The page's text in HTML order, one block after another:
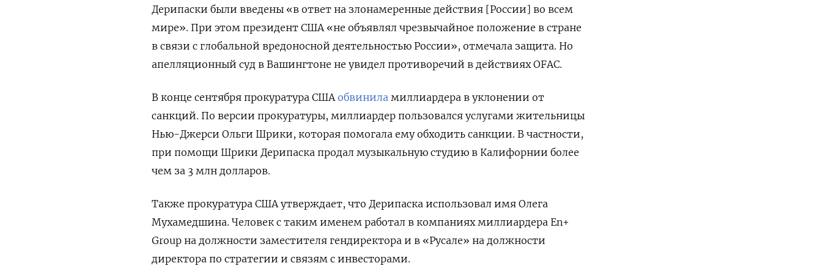
Дерипаски были введены «в ответ на злонамеренные действия [России] во всем
мире». При этом президент США «не объявлял чрезвычайное положение в стране
в связи с глобальной вредоносной деятельностью России», отмечала защита. Но
апелляционный суд в Вашингтоне не увидел противоречий в действиях OFAC.
В конце сентября прокуратура США обвинила миллиардера в уклонении от
санкций. По версии прокуратуры, миллиардер пользовался услугами жительницы
Нью-Джерси Ольги Шрики, которая помогала ему обходить санкции. В частности,
при помощи Шрики Дерипаска продал музыкальную студию в Калифорнии более
чем за 3 млн долларов.
Также прокуратура США утверждает, что Дерипаска использовал имя Олега
Мухамедшина. Человек с таким именем работал в компаниях миллиардера En+
Group на должности заместителя гендиректора и в «Русале» на должности
директора по стратегии и связям с инвесторами.